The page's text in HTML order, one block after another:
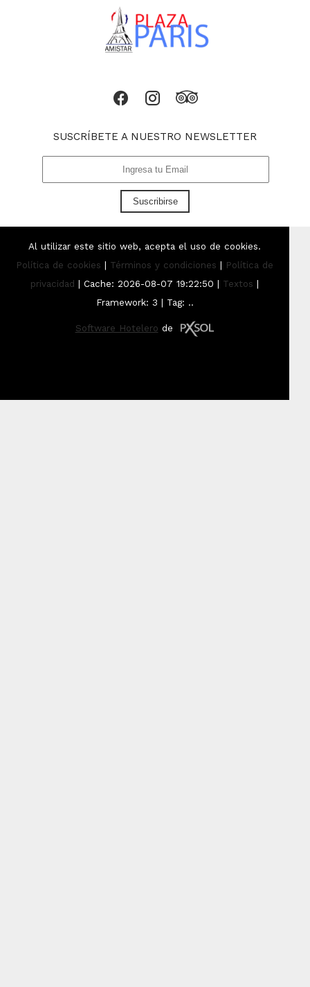
SUSCRÍBETE A NUESTRO NEWSLETTER
Suscribirse
Al utilizar este sitio web, acepta el uso de cookies.
Política de cookies | Términos y condiciones | Política de
privacidad | Cache: 2026-08-07 19:22:50 | Textos |
Framework: 3 | Tag: ..
Software Hotelero de